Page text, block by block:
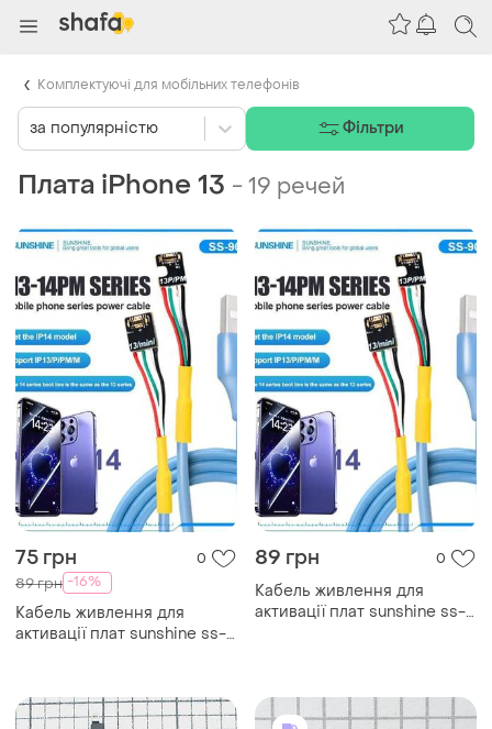
Плата iPhone 13 -19 речей
75 грн 0
89 грн -16%
Кабель живлення для
активації плат sunshine ss-
89 грн 0
Кабель живлення для
активації плат sunshine ss-
за популярністю Фільтри
Комплектуючі для мобільних телефонів